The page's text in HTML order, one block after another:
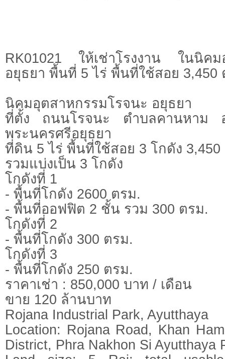
RK01021 ให้เช่าโรงงาน ในนิคม
อยุธยา พื้นที่ 5 ไร่ พื้นที่ใช้สอย 3,450
นิคมอุตสาหกรรมโรจนะ อยุธยา
ที่ตั้ง ถนนโรจนะ ตำบลคานหาม
พระนครศรีอยุธยา
ที่ดิน 5 ไร่ พื้นที่ใช้สอย 3 โกดัง 3,450
รวมแบ่งเป็น 3 โกดัง
โกดังที่ 1
- พื้นที่โกดัง 2600 ตรม.
- พื้นที่ออฟฟิต 2 ชั้น รวม 300 ตรม.
โกดังที่ 2
- พื้นที่โกดัง 300 ตรม.
โกดังที่ 3
- พื้นที่โกดัง 250 ตรม.
ราคาเช่า : 850,000 บาท / เดือน
ขาย 120 ล้านบาท
Rojana Industrial Park, Ayutthaya
Location: Rojana Road, Khan
District, Phra Nakhon Si Ayutthaya